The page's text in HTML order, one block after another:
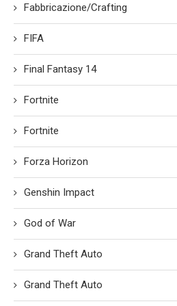
Fabbricazione/Crafting
FIFA
Final Fantasy 14
Fortnite
Fortnite
Forza Horizon
Genshin Impact
God of War
Grand Theft Auto
Grand Theft Auto